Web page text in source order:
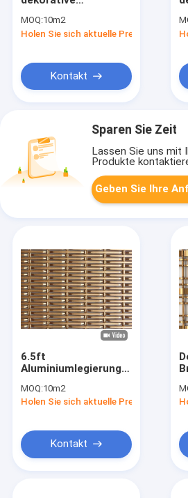
Maschendraht-
Messinggrills für
MOQ:10m2
Holen Sie sich aktuelle Preis
Kontakt
Sparen Sie Zeit
Lassen Sie uns mit
Produkte
Geben Sie Ihre
6.5ft
Aluminiumlegierungs-
Drahtgewebe
Maschendraht 26%
MOQ:10m2
Holen Sie sich aktuelle Preis
Kontakt